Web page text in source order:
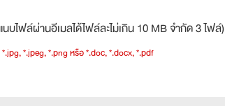
บไฟล์ผ่านอีเมลได้ไฟล์ละไม่เกิน 10 MB จำกัด 3 ไฟล์)
*.jpg, *.jpeg, *.png หรือ *.doc, *.docx, *.pdf